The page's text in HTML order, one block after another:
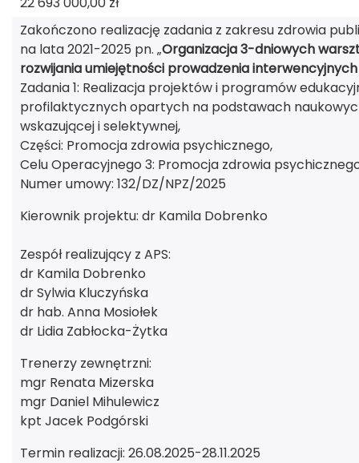
Zakończono realizację zadania z zakresu zdrowia
na lata 2021-2025 pn. „Organizacja 3-dniowych
rozwijania umiejętności prowadzenia
Zadania 1: Realizacja projektów i programów
profilaktycznych opartych na podstawach
wskazującej i selektywnej,
Części: Promocja zdrowia psychicznego,
Celu Operacyjnego 3: Promocja zdrowia
Numer umowy: 132/DZ/NPZ/2025
Kierownik projektu: dr Kamila Dobrenko
Zespół realizujący z APS:
dr Kamila Dobrenko
dr Sylwia Kluczyńska
dr hab. Anna Mosiołek
dr Lidia Zabłocka-Żytka
Trenerzy zewnętrzni:
mgr Renata Mizerska
mgr Daniel Mihulewicz
kpt Jacek Podgórski
Termin realizacji: 26.08.2025-28.11.2025